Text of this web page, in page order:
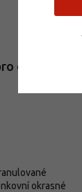
okrasné
okrasné